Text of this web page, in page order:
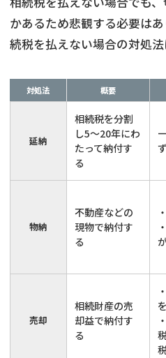
かあるため悲観する必要は
続税を払えない場合の対処法
対処法 概要
延納
相続税を分割
し5〜20年にわ
たって納付す
る
物納
不動産などの
現物で納付す
る
売却
相続財産の売
却益で納付す
る